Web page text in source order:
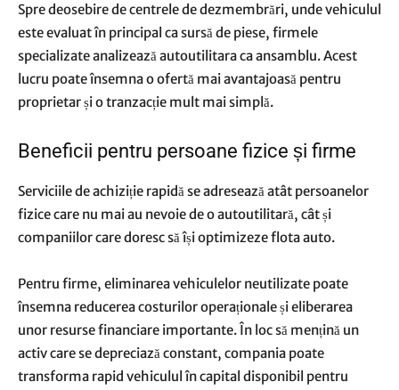
Spre deosebire de centrele de dezmembrări, unde vehiculul
este evaluat în principal ca sursă de piese, firmele
specializate analizează autoutilitara ca ansamblu. Acest
lucru poate însemna o ofertă mai avantajoasă pentru
proprietar și o tranzacție mult mai simplă.
Beneficii pentru persoane fizice și firme
Serviciile de achiziție rapidă se adresează atât persoanelor
fizice care nu mai au nevoie de o autoutilitară, cât și
companiilor care doresc să își optimizeze flota auto.
Pentru firme, eliminarea vehiculelor neutilizate poate
însemna reducerea costurilor operaționale și eliberarea
unor resurse financiare importante. În loc să mențină un
activ care se depreciază constant, compania poate
transforma rapid vehiculul în capital disponibil pentru